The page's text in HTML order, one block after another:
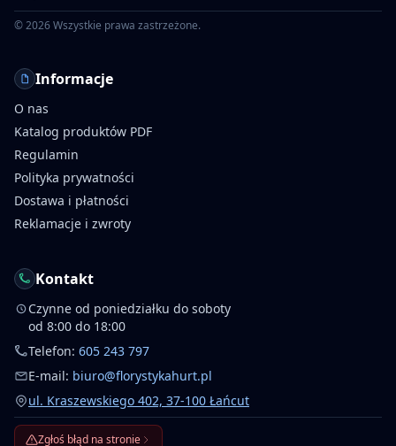
©2026Wszystkie prawa zastrzeżone.
Informacje
O nas
Katalog produktów PDF
Regulamin
Polityka prywatności
Dostawa i płatności
Reklamacje i zwroty
Kontakt
Czynne od poniedziałku do soboty
od 8:00 do 18:00
Telefon: 605 243 797
E-mail: biuro@florystykahurt.pl
ul. Kraszewskiego 402, 37-100 Łańcut
Zgłoś błąd na stronie